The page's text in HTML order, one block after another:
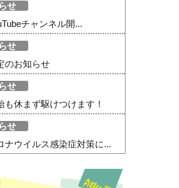
せ
チャンネル開...
せ
のお知らせ
せ
も休まず駆けつけます！
せ
ナウイルス感染症対策に...